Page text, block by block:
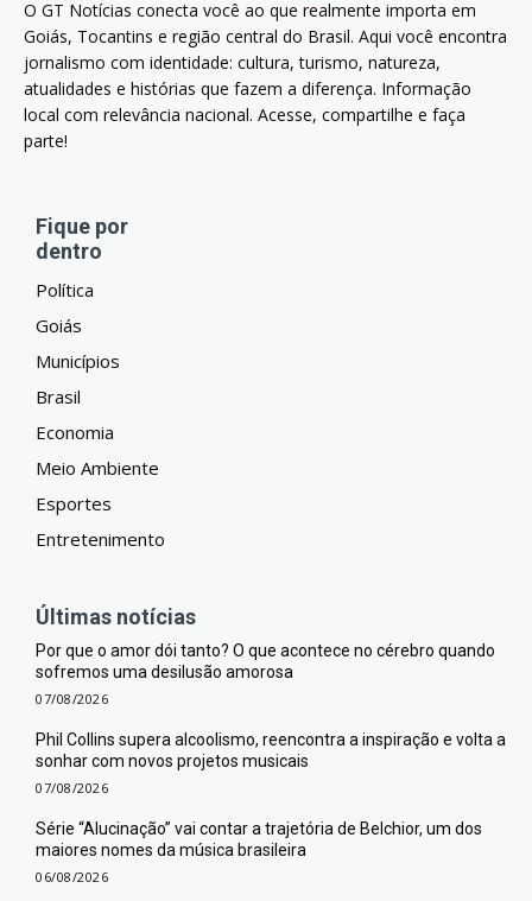
O GT Notícias conecta você ao que realmente importa em
Goiás, Tocantins e região central do Brasil. Aqui você encontra
jornalismo com identidade: cultura, turismo, natureza,
atualidades e histórias que fazem a diferença. Informação
local com relevância nacional. Acesse, compartilhe e faça
parte!
Fique por
dentro
Política
Goiás
Municípios
Brasil
Economia
Meio Ambiente
Esportes
Entretenimento
Últimas notícias
Por que o amor dói tanto? O que acontece no cérebro quando
sofremos uma desilusão amorosa
07/08/2026
Phil Collins supera alcoolismo, reencontra a inspiração e volta a
sonhar com novos projetos musicais
07/08/2026
Série “Alucinação” vai contar a trajetória de Belchior, um dos
maiores nomes da música brasileira
06/08/2026